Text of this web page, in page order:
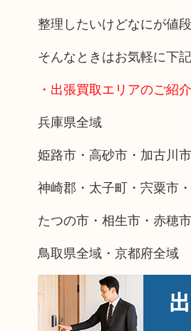
整理したいけどなにが値
そんなときはお気軽に下
・出張買取エリアのご紹介
兵庫県全域
姫路市・高砂市・加古川
神崎郡・太子町・宍粟市
たつの市・相生市・赤穂市
鳥取県全域・京都府全域